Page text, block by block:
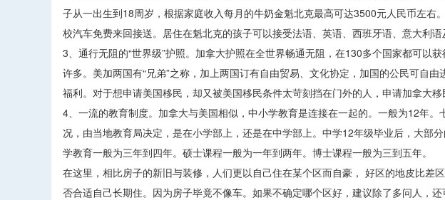
子从一出生到18周岁，根据家庭收入每月的牛奶金魁北克最高可达3500元人民币左右
校汽车免费来回接送。居住在魁北克的孩子可以接受法语、英语、西班牙语、意大利
3、通行无阻的“世界级”护照。加拿大护照在全世界畅通无阻，在130多个国家都可以
许多。美加两国有“兄弟”之称，加上两国订有自由贸易、文化协定，加国的公民可自
福利。对于想申请美国移民，却又被美国移民条件太苛刻挡在门外的人，申请加拿大移
4、一流的教育制度。加拿大与美国相似，中小学教育是连接在一起的。一般为12年
况，由当地教育局决定，是在小学部上，还是在中学部上。中学12年级毕业后，大部
学教育一般为三年到四年。硕士课程一般为一年到两年。博士课程一般为三到五年。
在这里，相比房子的新旧与装修，人们更以自己住在某个区而自豪， 好区的地皮比差
否合适自己长期住。因为房子毕竟不像车。如果不确定哪个区好，建议除了多问人，还